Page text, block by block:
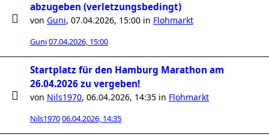
abzugeben (verletzungsbedingt)
von Guni, 07.04.2026, 15:00 in Flohmarkt
Guni07.04.2026, 15:00
Startplatz für den Hamburg Marathon am
26.04.2026 zu vergeben!
von Nils1970, 06.04.2026, 14:35 in Flohmarkt
Nils197006.04.2026, 14:35